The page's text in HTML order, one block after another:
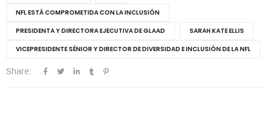
NFL ESTÁ COMPROMETIDA CON LA INCLUSIÓN
PRESIDENTA Y DIRECTORA EJECUTIVA DE GLAAD
SARAH KATE ELLIS
VICEPRESIDENTE SÉNIOR Y DIRECTOR DE DIVERSIDAD E INCLUSIÓN DE LA NFL
Share: